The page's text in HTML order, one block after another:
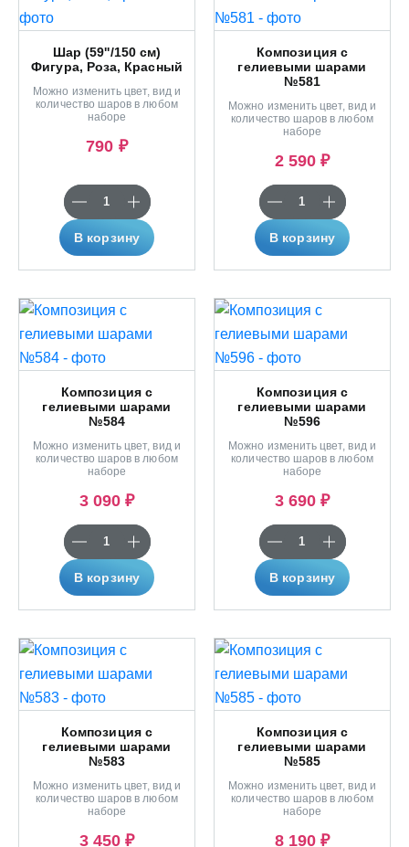
Шар (59''/150 см)
Фигура, Роза, Красный
Можно изменить цвет, вид и
количество шаров в любом
наборе
790 ₽
В корзину
Композиция с
гелиевыми шарами
№581
Можно изменить цвет, вид и
количество шаров в любом
наборе
2 590 ₽
В корзину
Композиция с
гелиевыми шарами
№584
Можно изменить цвет, вид и
количество шаров в любом
наборе
3 090 ₽
В корзину
Композиция с
гелиевыми шарами
№596
Можно изменить цвет, вид и
количество шаров в любом
наборе
3 690 ₽
В корзину
Композиция с
гелиевыми шарами
№583
Можно изменить цвет, вид и
количество шаров в любом
наборе
3 450 ₽
Композиция с
гелиевыми шарами
№585
Можно изменить цвет, вид и
количество шаров в любом
наборе
8 190 ₽